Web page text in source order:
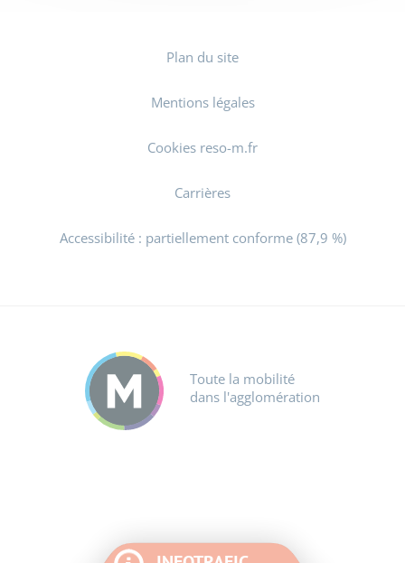
Plan du site
Mentions légales
Cookies reso-m.fr
Carrières
Accessibilité : partiellement conforme (87,9 %)
Toute la mobilité
dans l'agglomération